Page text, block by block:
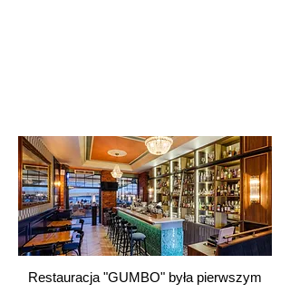
Restauracja "GUMBO" była pierwszym